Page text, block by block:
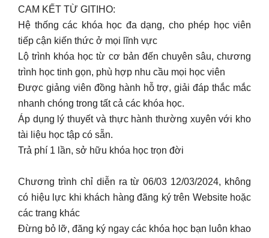
CAM KẾT TỪ GITIHO:
Hệ thống các khóa học đa dạng, cho phép học viên
tiếp cận kiến thức ở mọi lĩnh vực
Lộ trình khóa học từ cơ bản đến chuyên sâu, chương
trình học tinh gọn, phù hợp nhu cầu mọi học viên
Được giảng viên đồng hành hỗ trợ, giải đáp thắc mắc
nhanh chóng trong tất cả các khóa học.
Áp dụng lý thuyết và thực hành thường xuyên với kho
tài liệu học tập có sẵn.
Trả phí 1 lần, sở hữu khóa học trọn đời
Chương trình chỉ diễn ra từ 06/03 12/03/2024, không
có hiệu lực khi khách hàng đăng ký trên Website hoặc
các trang khác
Đừng bỏ lỡ, đăng ký ngay các khóa học bạn luôn khao